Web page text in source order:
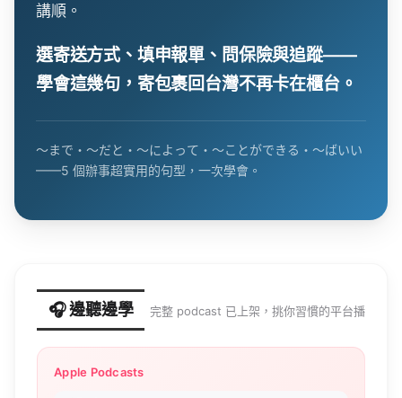
講順。
選寄送方式、填申報單、問保險與追蹤——
學會這幾句，寄包裹回台灣不再卡在櫃台。
〜まで・〜だと・〜によって・〜ことができる・〜ばいい
——5 個辦事超實用的句型，一次學會。
🎧 邊聽邊學 完整 podcast 已上架，挑你習慣的平台播
Apple Podcasts